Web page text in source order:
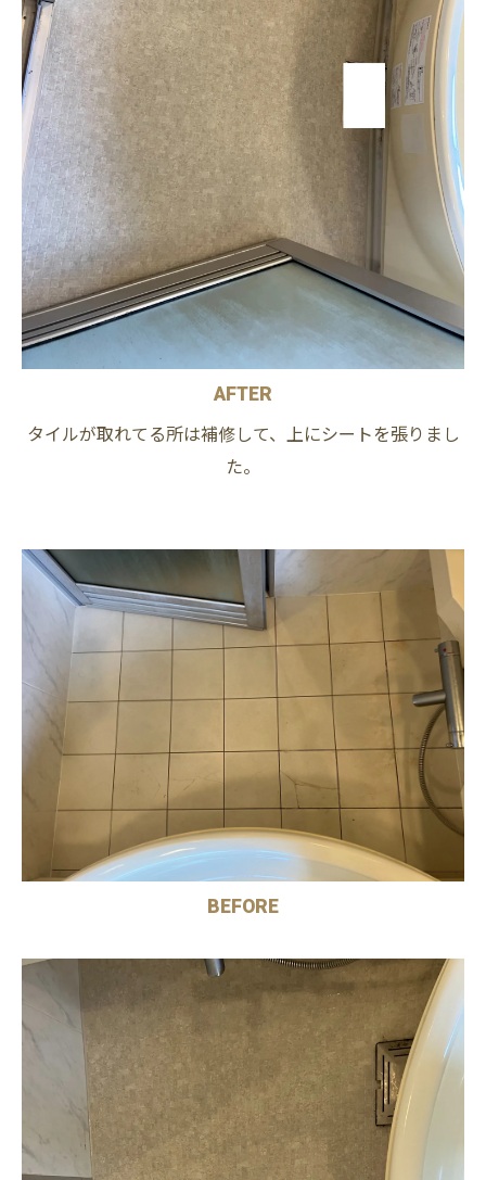
AFTER
タイルが取れてる所は補修して、上にシートを張りまし
た。
BEFORE